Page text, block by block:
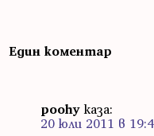
Един коментар
poohy каза:
20 юли 2011 в